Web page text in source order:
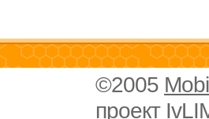
©2005
проект